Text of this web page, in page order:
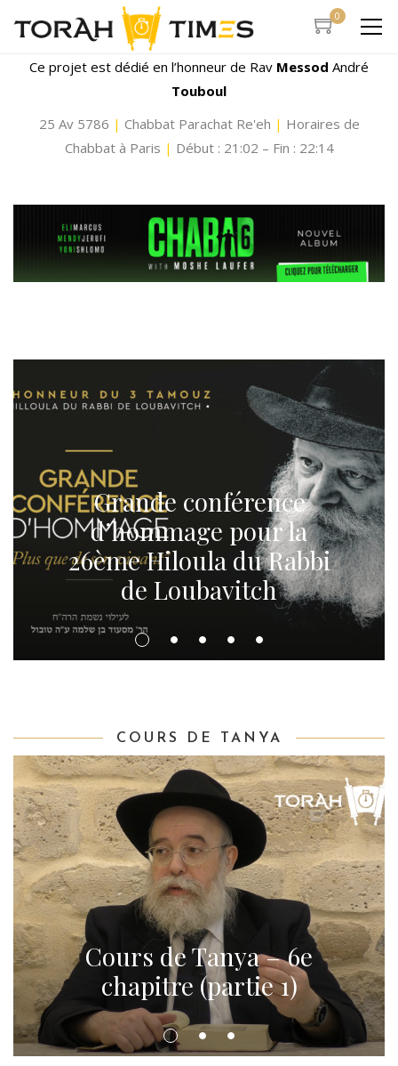
0
Ce projet est dédié en l’honneur de Rav Messod André
Touboul
25 Av 5786 | Chabbat Parachat Re'eh | Horaires de
Chabbat à Paris | Début : 21:02 – Fin : 22:14
Grande conférence
d’hommage pour la
26ème Hiloula du Rabbi
de Loubavitch
COURS DE TANYA
Cours de Tanya – 6e
chapitre (partie 1)